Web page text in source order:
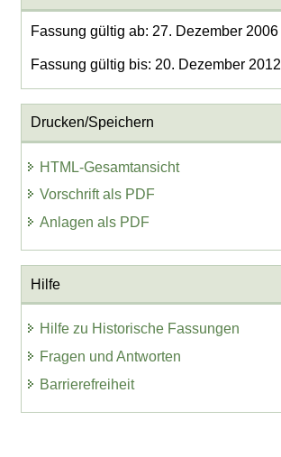
Fassung gültig ab: 27. Dezember 2006
Fassung gültig bis: 20. Dezember 2012
Drucken/Speichern
HTML-Gesamtansicht
Vorschrift als PDF
Anlagen als PDF
Hilfe
Hilfe zu Historische Fassungen
Fragen und Antworten
Barrierefreiheit